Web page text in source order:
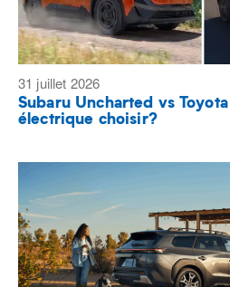
31 juillet 2026
Subaru Uncharted vs
électrique choisir?